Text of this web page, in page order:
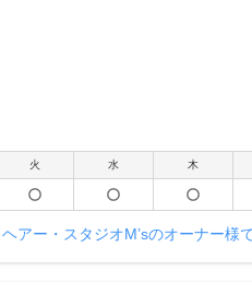
火 水 木
ヘアー・スタジオM’sのオーナー様